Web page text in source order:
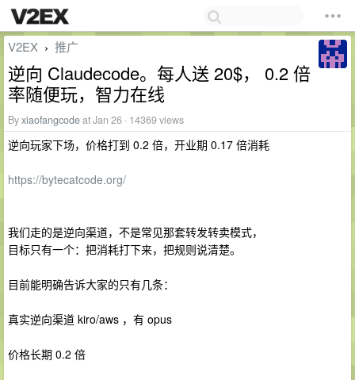
V2EX › 推广
逆向 Claudecode。每人送 20$， 0.2 倍
率随便玩，智力在线
Byxiaofangcodeat Jan 26 · 14369 views
逆向玩家下场，价格打到 0.2 倍，开业期 0.17 倍消耗
https://bytecatcode.org/
我们走的是逆向渠道，不是常见那套转发转卖模式，
目标只有一个：把消耗打下来，把规则说清楚。
目前能明确告诉大家的只有几条：
真实逆向渠道 kiro/aws ，有 opus
价格长期 0.2 倍